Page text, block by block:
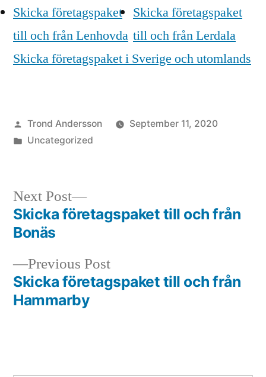
Skicka företagspaket
till och från Lenhovda
Skicka företagspaket
till och från Lerdala
Skicka företagspaket i Sverige och utomlands
Posted
by
Trond Andersson
September 11, 2020
Posted
Uncategorized
Post
navigation
Previous PostPrevious
post:
Skicka företagspaket till och från
Hammarby
Next Post
Next
post:
Skicka företagspaket till och från
Bonäs